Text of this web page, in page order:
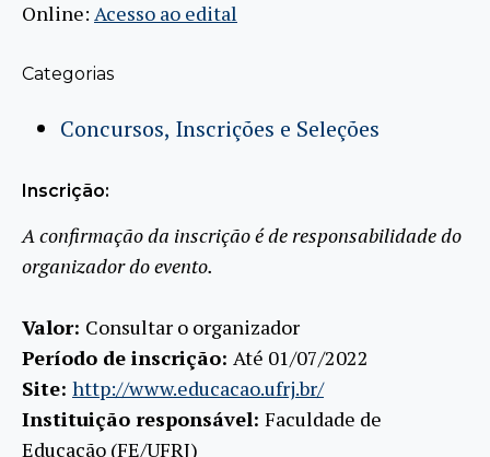
Online: Acesso ao edital
Categorias
Concursos, Inscrições e Seleções
Inscrição:
A confirmação da inscrição é de responsabilidade do
organizador do evento.
Valor: Consultar o organizador
Período de inscrição: Até 01/07/2022
Site: http://www.educacao.ufrj.br/
Instituição responsável: Faculdade de
Educação (FE/UFRJ)